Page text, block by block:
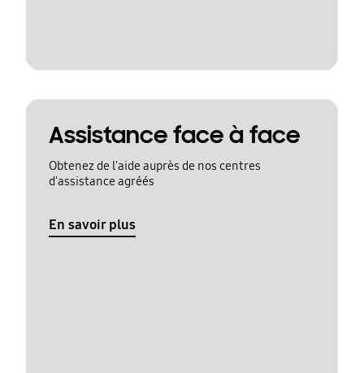
Assistance face à face
Obtenez de l'aide auprès de nos centres
d'assistance agréés
En savoir plus